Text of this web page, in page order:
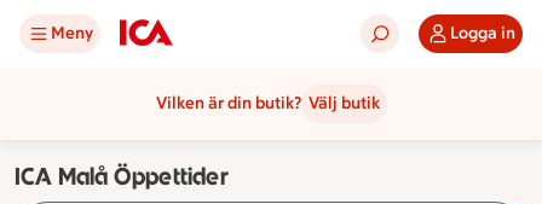
Meny Logga in
Vilken är din butik? Välj butik
ICA Malå Öppettider